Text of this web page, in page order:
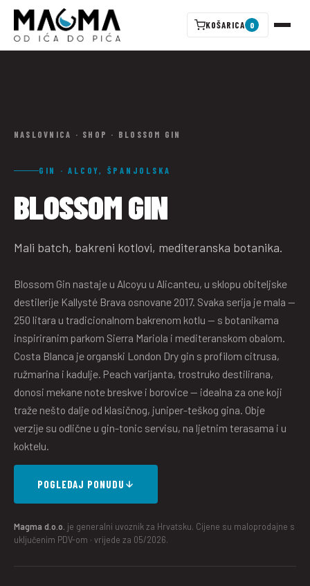
KOŠARICA 0
NASLOVNICA · SHOP · BLOSSOM GIN
GIN · ALCOY, ŠPANJOLSKA
BLOSSOM GIN
Mali batch, bakreni kotlovi, mediteranska botanika.
Blossom Gin nastaje u Alcoyu u Alicanteu, u sklopu obiteljske
destilerije Kallysté Brava osnovane 2017. Svaka serija je mala —
250 litara u tradicionalnom bakrenom kotlu — s botanikama
inspiriranim parkom Sierra Mariola i mediteranskom obalom.
Costa Blanca je organski London Dry gin s profilom citrusa,
ružmarina i kadulje. Peach varijanta, trostruko destilirana,
donosi mekane note breskve i borovice — idealna za one koji
traže nešto dalje od klasičnog, juniper-teškog gina. Obje
verzije su odlične u gin-tonic servisu, na ljetnim terasama i u
koktelu.
POGLEDAJ PONUDU
Magma d.o.o. je generalni uvoznik za Hrvatsku. Cijene su maloprodajne s
uključenim PDV-om · vrijede za 05/2026.